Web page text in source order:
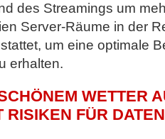
des Streamings um
Server-Räume in der
um eine optimale
erhalten.
WETTER
RISIKEN FÜR